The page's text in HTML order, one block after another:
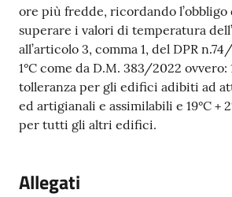
ore più fredde, ricordando l’obbligo
superare i valori di temperatura
all’articolo 3, comma 1, del DPR
1°C come da D.M. 383/2022 ovvero:
tolleranza per gli edifici adibiti ad
ed artigianali e assimilabili e 19°C +
per tutti gli altri edifici.
Allegati